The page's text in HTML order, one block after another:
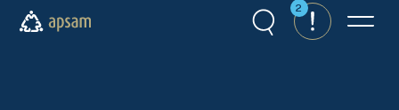
Aller au contenu principal
RechercheAlertes
2
Menu